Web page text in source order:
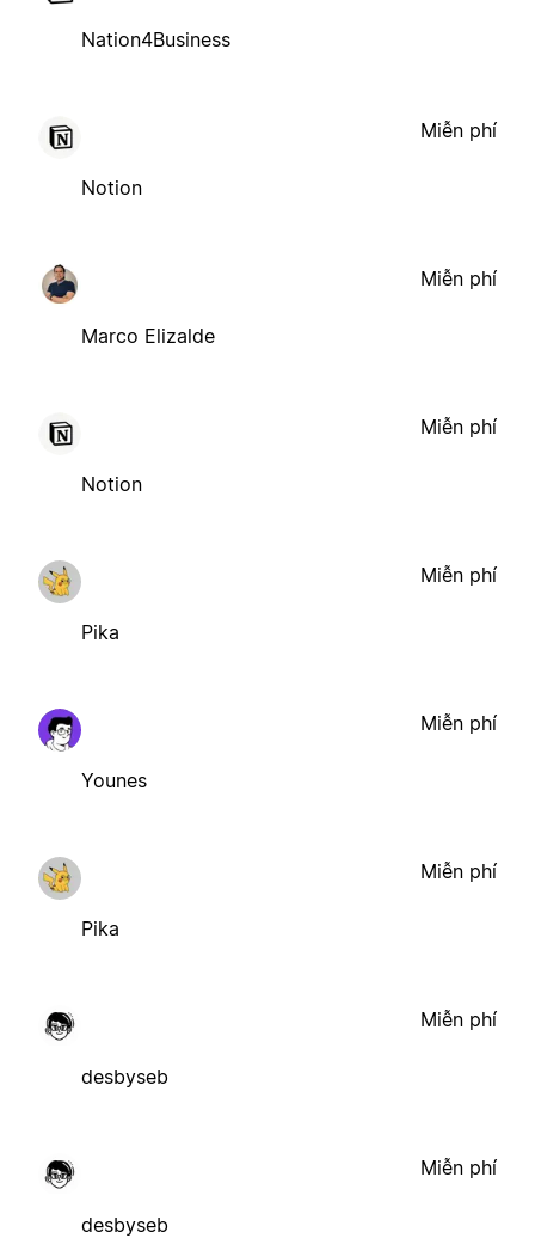
Nation4Business
Notion
Miễn phí
Marco Elizalde
Miễn phí
Notion
Miễn phí
Pika
Miễn phí
Younes
Miễn phí
Pika
Miễn phí
desbyseb
Miễn phí
desbyseb
Miễn phí